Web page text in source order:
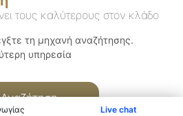
Live chat
τους καλύτερους στον κλάδο
τη μηχανή αναζήτησης.
υπηρεσία
Αναζήτηση